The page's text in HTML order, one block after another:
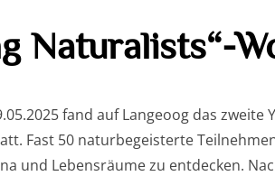
Naturalists“-
fand auf Langeoog das
Fast 50 naturbegeisterte
und Lebensräume zu entdecken.